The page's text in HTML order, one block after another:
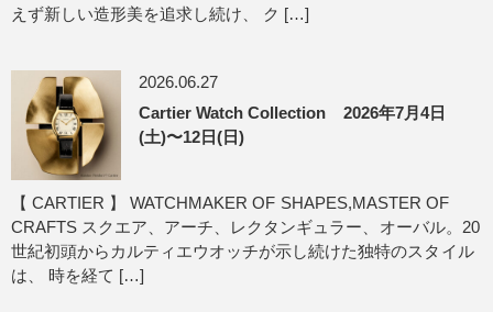
えず新しい造形美を追求し続け、 ク […]
2026.06.27
Cartier Watch Collection 2026年7月4日
(土)〜12日(日)
【 CARTIER 】 WATCHMAKER OF SHAPES,MASTER OF
CRAFTS スクエア、アーチ、レクタンギュラー、オーバル。20
世紀初頭からカルティエウオッチが示し続けた独特のスタイル
は、 時を経て […]